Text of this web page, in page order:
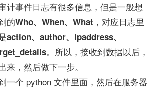
计事件日志有很多信息，但是一般想
的Who、When、What ，对应日志里
action、author、ipaddress、
。所以，接收到数据以后，
来，然后做下一步。
一个 python 文件里面，然后在服务器